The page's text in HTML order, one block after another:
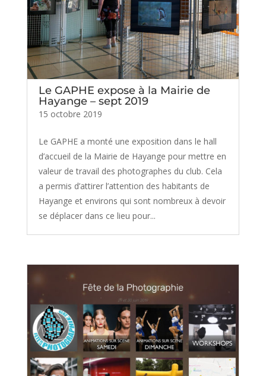
Le GAPHE expose à la Mairie de
Hayange – sept 2019
15 octobre 2019
Le GAPHE a monté une exposition dans le hall
d’accueil de la Mairie de Hayange pour mettre en
valeur de travail des photographes du club. Cela
a permis d’attirer l’attention des habitants de
Hayange et environs qui sont nombreux à devoir
se déplacer dans ce lieu pour...